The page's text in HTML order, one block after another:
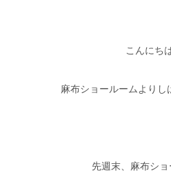
こんにち
麻布ショールームより
先週末、麻布シ